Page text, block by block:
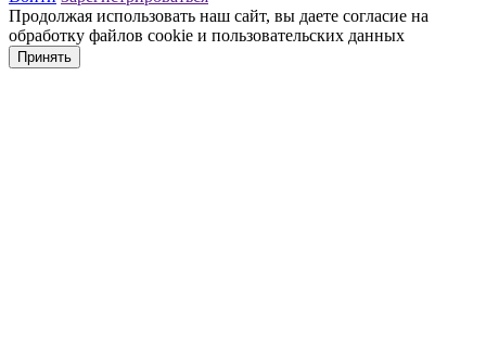
Продолжая использовать наш сайт, вы даете согласие на
обработку файлов cookie и пользовательских данных
Принять